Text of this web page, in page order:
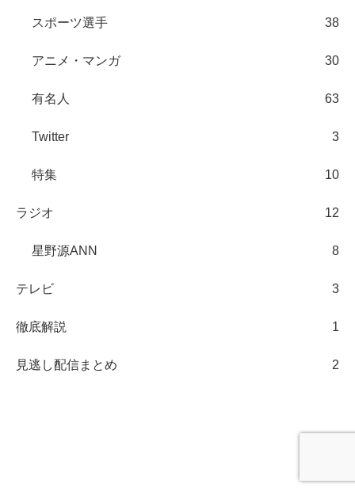
スポーツ選手 38
アニメ・マンガ 30
有名人 63
Twitter 3
特集 10
ラジオ 12
星野源ANN 8
テレビ 3
徹底解説 1
見逃し配信まとめ 2